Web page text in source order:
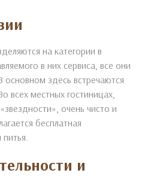
на категории в
в них сервиса, все они
здесь встречаются
всех местных гостиницах,
очень чисто и
бесплатная
и